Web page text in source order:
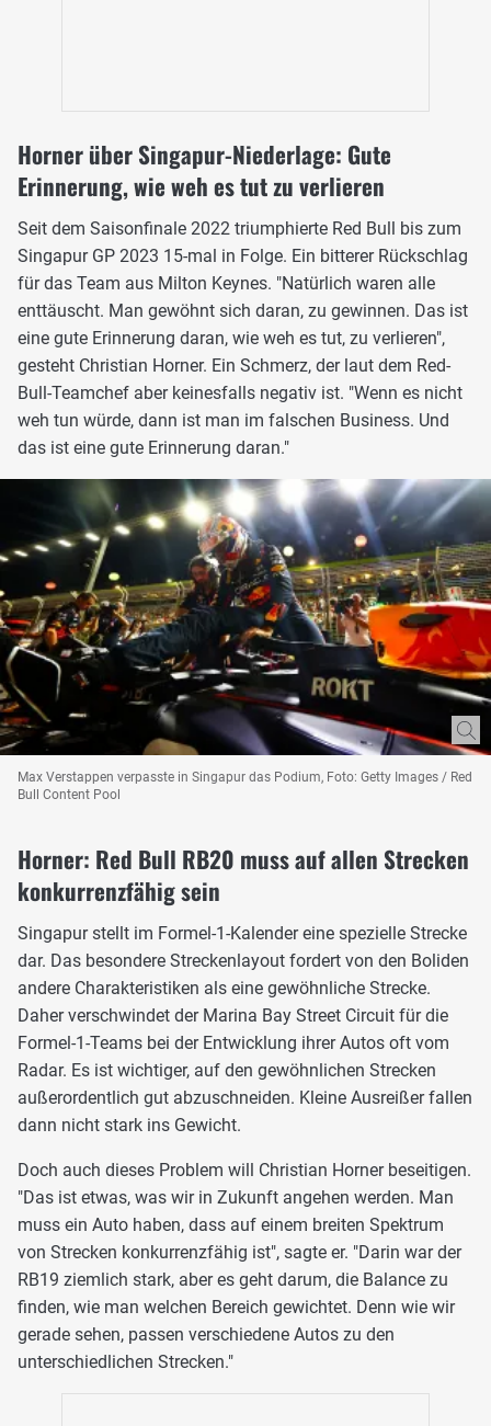
Horner über Singapur-Niederlage: Gute
Erinnerung, wie weh es tut zu verlieren
Seit dem Saisonfinale 2022 triumphierte Red Bull bis zum
Singapur GP 2023 15-mal in Folge. Ein bitterer Rückschlag
für das Team aus Milton Keynes. "Natürlich waren alle
enttäuscht. Man gewöhnt sich daran, zu gewinnen. Das ist
eine gute Erinnerung daran, wie weh es tut, zu verlieren",
gesteht Christian Horner. Ein Schmerz, der laut dem Red-
Bull-Teamchef aber keinesfalls negativ ist. "Wenn es nicht
weh tun würde, dann ist man im falschen Business. Und
das ist eine gute Erinnerung daran."
Max Verstappen verpasste in Singapur das Podium, Foto: Getty Images / Red
Bull Content Pool
Horner: Red Bull RB20 muss auf allen Strecken
konkurrenzfähig sein
Singapur stellt im Formel-1-Kalender eine spezielle Strecke
dar. Das besondere Streckenlayout fordert von den Boliden
andere Charakteristiken als eine gewöhnliche Strecke.
Daher verschwindet der Marina Bay Street Circuit für die
Formel-1-Teams bei der Entwicklung ihrer Autos oft vom
Radar. Es ist wichtiger, auf den gewöhnlichen Strecken
außerordentlich gut abzuschneiden. Kleine Ausreißer fallen
dann nicht stark ins Gewicht.
Doch auch dieses Problem will Christian Horner beseitigen.
"Das ist etwas, was wir in Zukunft angehen werden. Man
muss ein Auto haben, dass auf einem breiten Spektrum
von Strecken konkurrenzfähig ist", sagte er. "Darin war der
RB19 ziemlich stark, aber es geht darum, die Balance zu
finden, wie man welchen Bereich gewichtet. Denn wie wir
gerade sehen, passen verschiedene Autos zu den
unterschiedlichen Strecken."